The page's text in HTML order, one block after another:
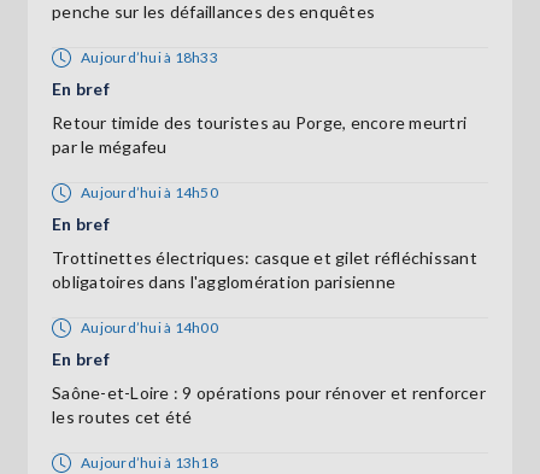
penche sur les défaillances des enquêtes
Aujourd’hui à 18h33
En bref
Retour timide des touristes au Porge, encore meurtri
par le mégafeu
Aujourd’hui à 14h50
En bref
Trottinettes électriques: casque et gilet réfléchissant
obligatoires dans l'agglomération parisienne
Aujourd’hui à 14h00
En bref
Saône-et-Loire : 9 opérations pour rénover et renforcer
les routes cet été
Aujourd’hui à 13h18